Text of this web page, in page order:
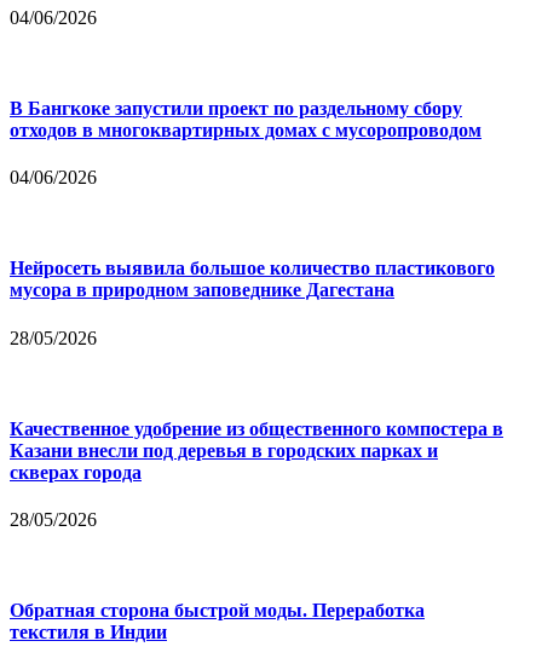
04/06/2026
В Бангкоке запустили проект по раздельному сбору
отходов в многоквартирных домах с мусоропроводом
04/06/2026
Нейросеть выявила большое количество пластикового
мусора в природном заповеднике Дагестана
28/05/2026
Качественное удобрение из общественного компостера в
Казани внесли под деревья в городских парках и
скверах города
28/05/2026
Обратная сторона быстрой моды. Переработка
текстиля в Индии